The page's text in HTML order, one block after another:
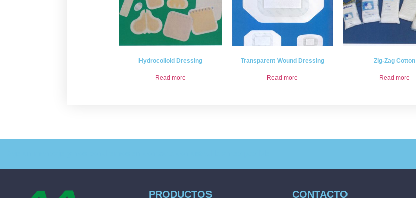
Hydrocolloid Dressing
Read more
Transparent Wound Dressing
Read more
Zig-Zag Cotton
Read more
PRODUCTOS CONTACTO